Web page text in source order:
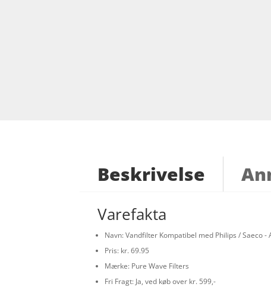
Beskrivelse
Varefakta
Navn: Vandfilter Kompatibel med Philips / Saeco -
Pris: kr. 69.95
Mærke: Pure Wave Filters
Fri Fragt: Ja, ved køb over kr. 599,-